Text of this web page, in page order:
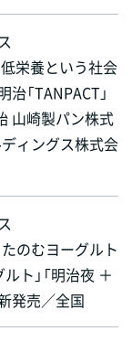
栄養という社会
治「TANPACT」
山崎製パン株式
ィングス株式会
のむヨーグルト
ト」「明治夜 ＋
発売／全国